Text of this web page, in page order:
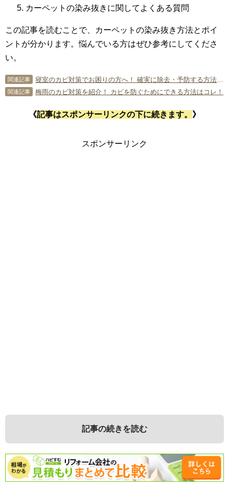
カーペットの染み抜きに関してよくある質問
この記事を読むことで、カーペットの染み抜き方法とポイ
ントが分かります。悩んでいる方はぜひ参考にしてくださ
い。
関連記事 寝室のカビ対策でお困りの方へ！ 確実に除去・予防する方法を伝授！
関連記事 梅雨のカビ対策を紹介！ カビを防ぐためにできる方法はコレ！
《記事はスポンサーリンクの下に続きます。 》
スポンサーリンク
記事の続きを読む